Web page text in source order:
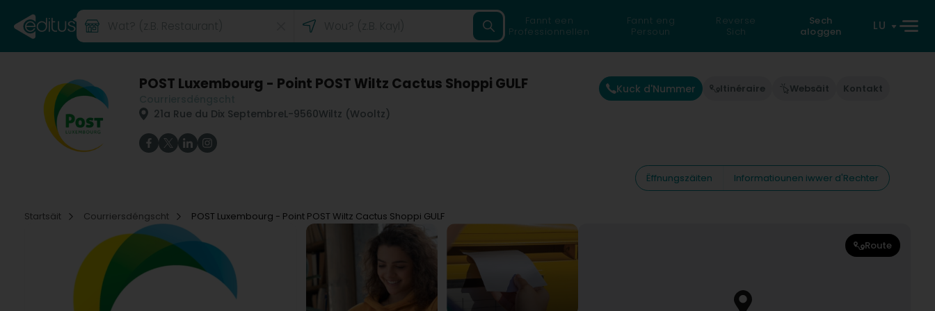
Fannt een
Professionnellen
Fannt eng
Persoun
Reverse
Sich
Sech
aloggen
LU
POST Luxembourg - Point POST Wiltz Cactus Shoppi GULF
21a Rue du Dix SeptembreL-9560Wiltz (Wooltz)
Kuck d'Nummer Itinéraire Websäit Kontakt
Ëffnungszäiten Informatiounen iwwer d'Rechter
Startsäit Courriersdéngscht POST Luxembourg - Point POST Wiltz Cactus Shoppi GULF
Route